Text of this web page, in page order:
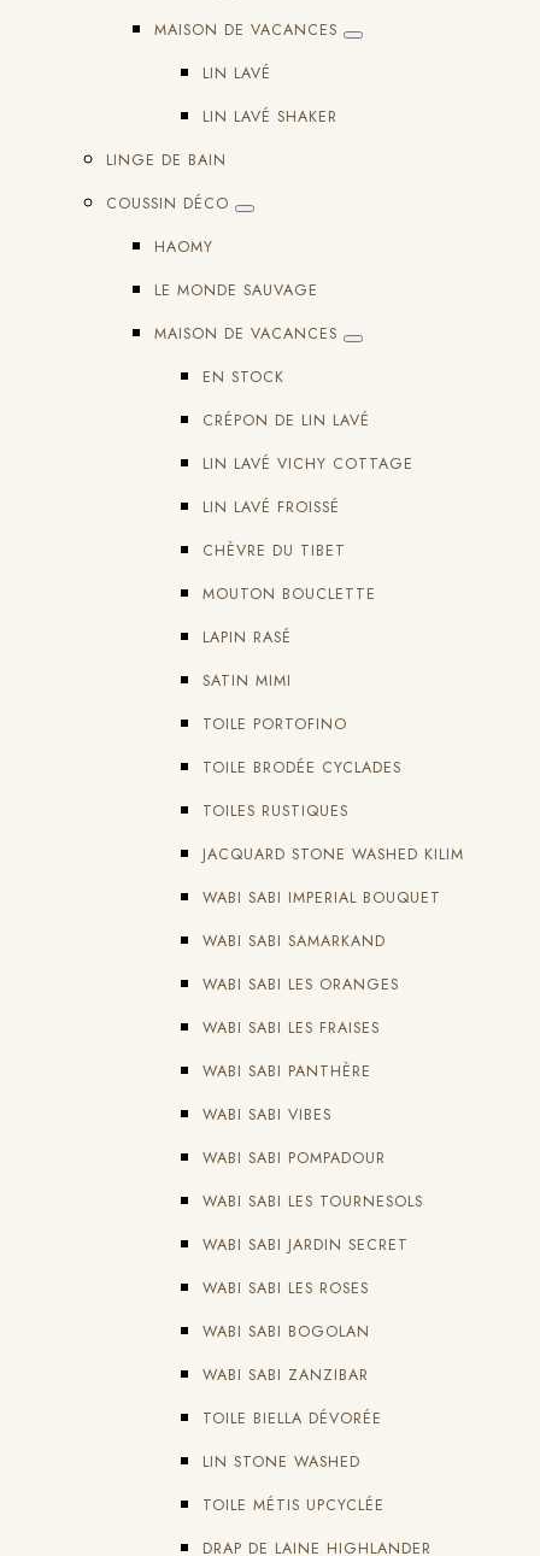
MAISON DE VACANCES
LIN LAVÉ
LIN LAVÉ SHAKER
LINGE DE BAIN
COUSSIN DÉCO
HAOMY
LE MONDE SAUVAGE
MAISON DE VACANCES
EN STOCK
CRÉPON DE LIN LAVÉ
LIN LAVÉ VICHY COTTAGE
LIN LAVÉ FROISSÉ
CHÈVRE DU TIBET
MOUTON BOUCLETTE
LAPIN RASÉ
SATIN MIMI
TOILE PORTOFINO
TOILE BRODÉE CYCLADES
TOILES RUSTIQUES
JACQUARD STONE WASHED KILIM
WABI SABI IMPERIAL BOUQUET
WABI SABI SAMARKAND
WABI SABI LES ORANGES
WABI SABI LES FRAISES
WABI SABI PANTHÈRE
WABI SABI VIBES
WABI SABI POMPADOUR
WABI SABI LES TOURNESOLS
WABI SABI JARDIN SECRET
WABI SABI LES ROSES
WABI SABI BOGOLAN
WABI SABI ZANZIBAR
TOILE BIELLA DÉVORÉE
LIN STONE WASHED
TOILE MÉTIS UPCYCLÉE
DRAP DE LAINE HIGHLANDER